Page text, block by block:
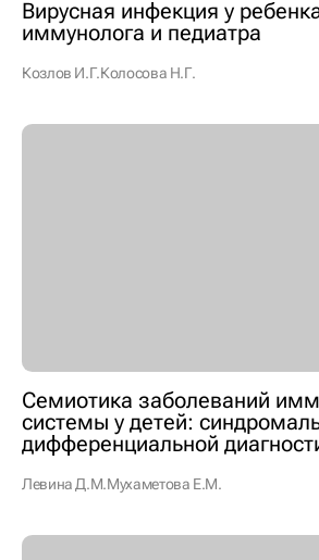
Вирусная инфекция у
иммунолога и педиатра
Козлов И.Г.Колосова Н.Г.
Семиотика заболеваний
системы у детей:
дифференциальной
Левина Д.М.Мухаметова Е.М.